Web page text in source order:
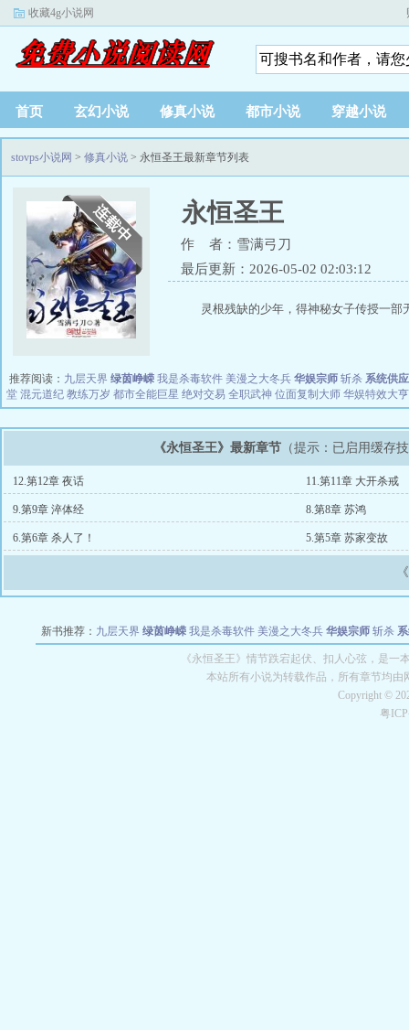
收藏4g小说网
首页 玄幻小说 修真小说 都市小说 穿越小说
stovps小说网 > 修真小说 > 永恒圣王最新章节列表
永恒圣王
作 者：雪满弓刀
最后更新：2026-05-02 02:03:12
灵根残缺的少年，得神秘女子传授一
推荐阅读： 九层天界 绿茵峥嵘 我是杀毒软件 美漫之大冬兵 华娱宗师 斩杀 系统供
堂 混元道纪 教练万岁 都市全能巨星 绝对交易 全职武神 位面复制大师 华娱特效大亨
《永恒圣王》最新章节 （提示：已启用缓存
12.第12章 夜话 11.第11章 大开杀戒
9.第9章 淬体经 8.第8章 苏鸿
6.第6章 杀人了！ 5.第5章 苏家变故
新书推荐： 九层天界 绿茵峥嵘 我是杀毒软件 美漫之大冬兵 华娱宗师 斩杀
教练万岁 都市全能巨星 绝对交易 全职武神 位面复
《永恒圣王》情节跌宕起伏、扣人心弦，是
本站所有小说为转载作品，所有章节均
Copyright ©
粤